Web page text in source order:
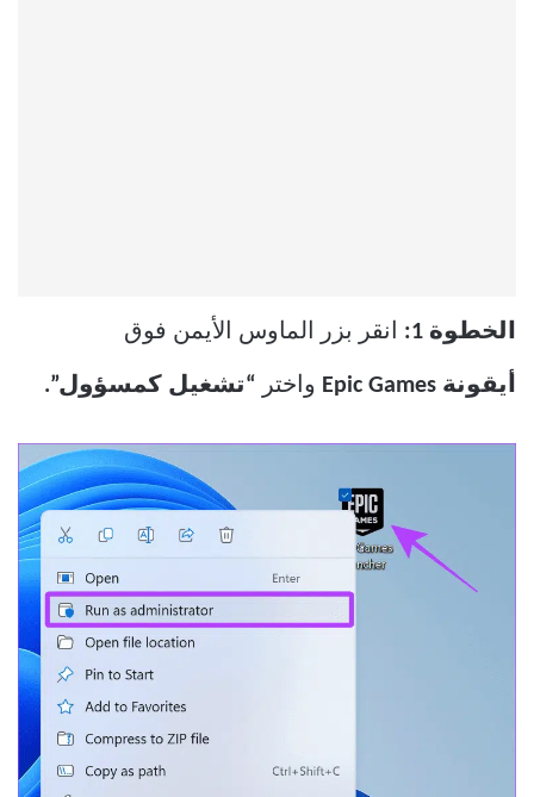
الخطوة 1: انقر بزر الماوس الأيمن فوق
أيقونة Epic Games واختر “تشغيل كمسؤول”.